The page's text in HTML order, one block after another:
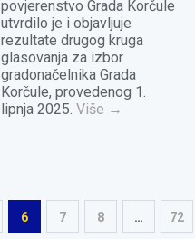
povjerenstvo Grada Korčule
utvrdilo je i objavljuje
rezultate drugog kruga
glasovanja za izbor
gradonačelnika Grada
Korčule, provedenog 1.
lipnja 2025.Više →
6 7 8 … 72